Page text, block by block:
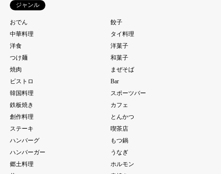
ジャンル
おでん
餃子
中華料理
タイ料理
洋食
洋菓子
つけ麺
和菓子
焼肉
まぜそば
ビストロ
Bar
韓国料理
スポーツバー
鉄板焼き
カフェ
創作料理
とんかつ
ステーキ
喫茶店
ハンバーグ
もつ鍋
ハンバーガー
うなぎ
郷土料理
ホルモン